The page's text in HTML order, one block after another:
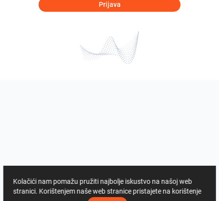
Prijava
Kolačići nam pomažu pružiti najbolje iskustvo na našoj web
stranici. Korištenjem naše web stranice pristajete na korištenje